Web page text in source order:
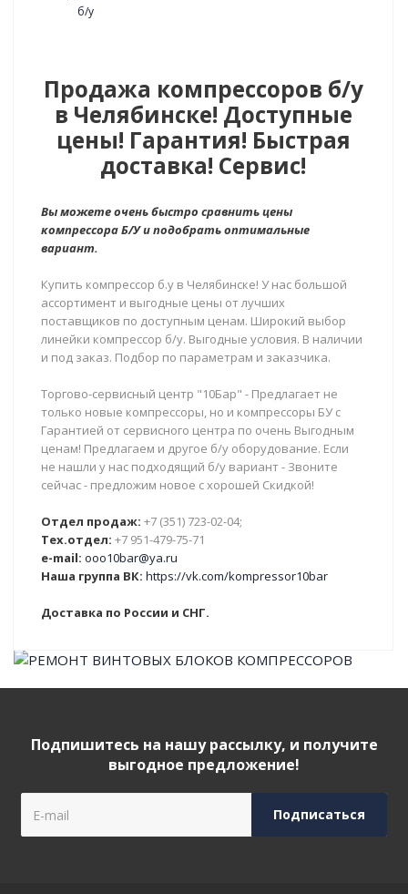
Продажа компрессоров б/у
в Челябинске! Доступные
цены! Гарантия! Быстрая
доставка! Сервис!
Вы можете очень быстро сравнить цены
компрессора Б/У и подобрать оптимальные
вариант.
Купить компрессор б.у в Челябинске! У нас большой
ассортимент и выгодные цены от лучших
поставщиков по доступным ценам. Широкий выбор
линейки компрессор б/у. Выгодные условия. В наличии
и под заказ. Подбор по параметрам и заказчика.
Торгово-сервисный центр "10Бар" - Предлагает не
только новые компрессоры, но и компрессоры БУ с
Гарантией от сервисного центра по очень Выгодным
ценам! Предлагаем и другое б/у оборудование. Если
не нашли у нас подходящий б/у вариант - Звоните
сейчас - предложим новое с хорошей Скидкой!
Отдел продаж: +7 (351) 723-02-04;
Тех.отдел: +7 951-479-75-71
e-mail: ooo10bar@ya.ru
Наша группа ВК: https://vk.com/kompressor10bar
Доставка по России и СНГ.
Подпишитесь на нашу рассылку, и получите
выгодное предложение!